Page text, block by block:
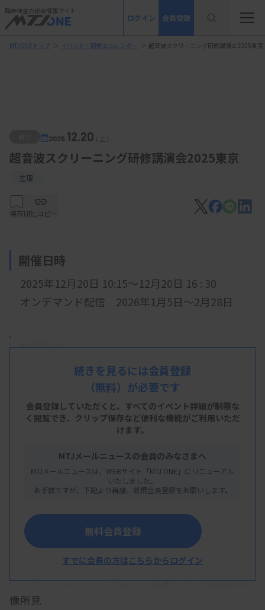
臨床検査の総合情報サイト
ログイン 会員登録
MTJONEトップ ＞ イベント・研修会カレンダー ＞ 超音波スクリーニング研修講演会2025東京
2025. 12.20（土）
超音波スクリーニング研修講演会2025東京
生理
保存URLコピー
開催日時
2025年12月20日 10:15～12月20日 16 : 30
オンデマンド配信 2026年1月5日～2月28日
開催形式
現地開催、オンデマンド配信
浜離宮朝日ホール（小ホール）
主 催
特定非営利活動法人 超音波スクリーニングネッ
概 要
【プログラム】
テーマ USスクリーニング注意すべき超音波画
像所見
続きを見るには会員登録
（無料）が必要です
会員登録していただくと、すべてのイベント詳細が制限な
く閲覧でき、 クリップ保存など便利な機能がご利用いただ
けます。
MTJメールニュースの会員のみなさまへ
MTJメールニュースは、WEBサイト「MTJ ONE」にリニューアル
いたしました。
お手数ですが、下記より再度、新規会員登録をお願いします。
無料会員登録
すでに会員の方はこちらからログイン